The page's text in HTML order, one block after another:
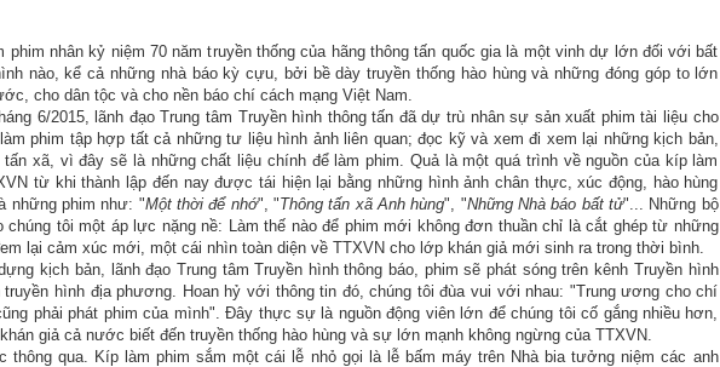
phim nhân kỷ niệm 70 năm truyền thống của hãng thông tấn quốc gia là một vinh dự lớn đối với bất
nào, kể cả những nhà báo kỳ cựu, bởi bề dày truyền thống hào hùng và những đóng góp to lớn
cho dân tộc và cho nền báo chí cách mạng Việt Nam.
6/2015, lãnh đạo Trung tâm Truyền hình thông tấn đã dự trù nhân sự sản xuất phim tài liệu cho
phim tập hợp tất cả những tư liệu hình ảnh liên quan; đọc kỹ và xem đi xem lại những kịch bản,
tấn xã, vì đây sẽ là những chất liệu chính để làm phim. Quả là một quá trình về nguồn của kíp làm
từ khi thành lập đến nay được tái hiện lại bằng những hình ảnh chân thực, xúc động, hào hùng
những phim như: "Một thời để nhớ", "Thông tấn xã Anh hùng", "Những Nhà báo bất tử"... Những bộ
chúng tôi một áp lực nặng nề: Làm thế nào để phim mới không đơn thuần chỉ là cắt ghép từ những
lại cảm xúc mới, một cái nhìn toàn diện về TTXVN cho lớp khán giả mới sinh ra trong thời bình.
kịch bản, lãnh đạo Trung tâm Truyền hình thông báo, phim sẽ phát sóng trên kênh Truyền hình
hình địa phương. Hoan hỷ với thông tin đó, chúng tôi đùa vui với nhau: "Trung ương cho chí
phải phát phim của mình". Đây thực sự là nguồn động viên lớn để chúng tôi cố gắng nhiều hơn,
giả cả nước biết đến truyền thống hào hùng và sự lớn mạnh không ngừng của TTXVN.
thông qua. Kíp làm phim sắm một cái lễ nhỏ gọi là lễ bấm máy trên Nhà bia tưởng niệm các anh